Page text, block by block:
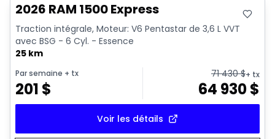
2026 RAM 1500 Express
Traction intégrale, Moteur: V6 Pentastar de 3,6 L VVT
avec BSG - 6 Cyl. - Essence
25 km
Par semaine + tx
201 $
71 430$+ tx
64 930$
Voir les détails